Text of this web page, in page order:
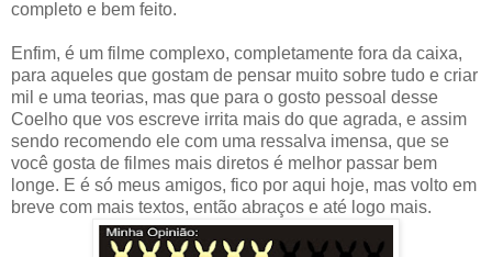
completo e bem feito.
Enfim, é um filme complexo, completamente fora da caixa,
para aqueles que gostam de pensar muito sobre tudo e criar
mil e uma teorias, mas que para o gosto pessoal desse
Coelho que vos escreve irrita mais do que agrada, e assim
sendo recomendo ele com uma ressalva imensa, que se
você gosta de filmes mais diretos é melhor passar bem
longe. E é só meus amigos, fico por aqui hoje, mas volto em
breve com mais textos, então abraços e até logo mais.